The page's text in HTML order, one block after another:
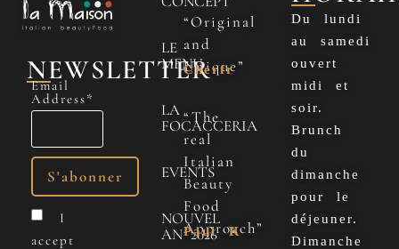
NEWSLETTER
Email
Address*
I
accept
LE
MENU
LA
FOCACCERIA
EVENTS
NOUVEL
AN 2026
“Original
and
Unique”
Cherfr
“The
real
Italian
Beauty
Food
Approach”
Paul K
Du lundi
au samedi
ouvert
midi et
soir.
Brunch
du
dimanche
pour le
déjeuner.
Dimanche